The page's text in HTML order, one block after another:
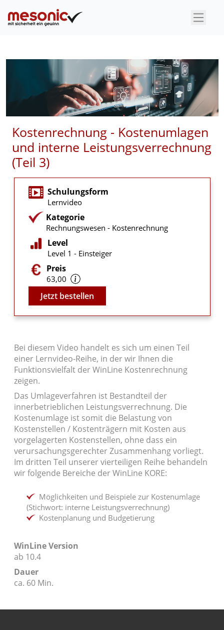
×
Kostenrechnung - Kostenumlagen
und interne Leistungsverrechnung
(Teil 3)
Schulungsform
Lernvideo
Kategorie
Rechnungswesen - Kostenrechnung
Level
Level 1 - Einsteiger
Preis
63,00
Video
Jetzt bestellen
Bei diesem Video handelt es sich um einen Teil
einer Lernvideo-Reihe, in der wir Ihnen die
Funktionsvielfalt der WinLine Kostenrechnung
zeigen.
Das Umlageverfahren ist Bestandteil der
innerbetrieblichen Leistungsverrechnung. Die
Kostenumlage ist somit die Belastung von
Kostenstellen / Kostenträgern mit Kosten aus
vorgelagerten Kostenstellen, ohne dass ein
verursachungsgerechter Zusammenhang vorliegt.
Im dritten Teil unserer vierteiligen Reihe behandeln
wir folgende Bereiche der WinLine KORE:
Möglichkeiten und Beispiele zur Kostenumlage
(Stichwort: interne Leistungsverrechnung)
Kostenplanung und Budgetierung
WinLine Version
ab 10.4
Dauer
ca. 60 Min.